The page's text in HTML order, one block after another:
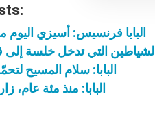
البابا فرنسيس: أسيزي اليوم
الشياطين التي تدخل خلسة إلى
البابا: سلام المسيح
البابا: منذ مئة عام،